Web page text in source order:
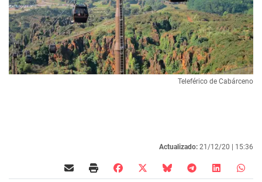
Teleférico de Cabárceno
Actualizado: 21/12/20 | 15:36